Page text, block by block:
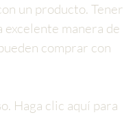
un producto. Tener
excelente manera de
comprar con
Haga clic aquí para